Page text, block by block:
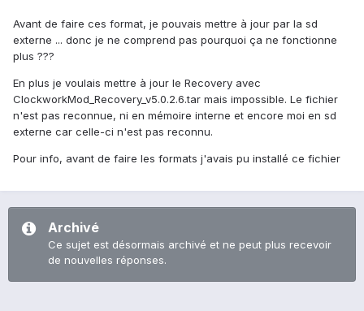
Avant de faire ces format, je pouvais mettre à jour par la sd
externe ... donc je ne comprend pas pourquoi ça ne fonctionne
plus ???
En plus je voulais mettre à jour le Recovery avec
ClockworkMod_Recovery_v5.0.2.6.tar mais impossible. Le fichier
n'est pas reconnue, ni en mémoire interne et encore moi en sd
externe car celle-ci n'est pas reconnu.
Pour info, avant de faire les formats j'avais pu installé ce fichier
Archivé
Ce sujet est désormais archivé et ne peut plus recevoir
de nouvelles réponses.